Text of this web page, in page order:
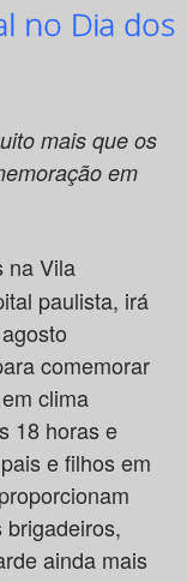
no Dia dos
mais que os
em
na Vila
paulista, irá
comemorar
clima
18 horas e
e filhos em
ainda mais